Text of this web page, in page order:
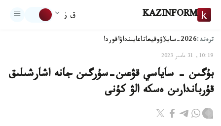
KAZINFORM ق ز
ترەند:2026-سايلاۋ وقيعاتاعايىنداۋاقوردا
10:19, 31 مامىر 2023
بۇگىن - ساياسي قۋعىن-سۇرگىن جانە اشارشىلىق
قۇرباندارىن ەسكە الۋ كۇنى